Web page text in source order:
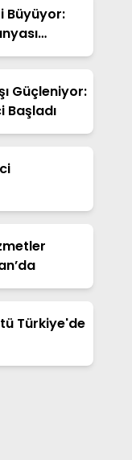
Büyüyor:
Güçleniyor:
Başladı
Türkiye'de